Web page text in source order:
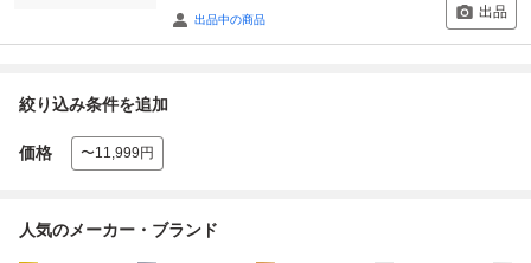
出品中の商品 出品
絞り込み条件を追加
価格 〜11,999円
人気のメーカー・ブランド